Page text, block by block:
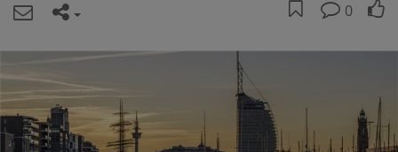
0